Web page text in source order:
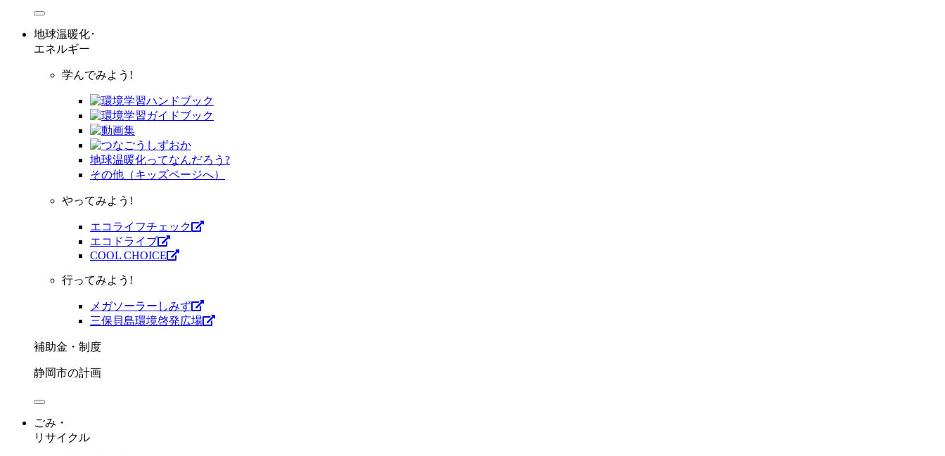
地球温暖化･
エネルギー
学んでみよう!
地球温暖化ってなんだろう?
その他（キッズページへ）
やってみよう!
エコライフチェック
エコドライブ
COOL CHOICE
行ってみよう!
メガソーラーしみず
三保貝島環境啓発広場
補助金・制度
静岡市の計画
ごみ・
リサイクル